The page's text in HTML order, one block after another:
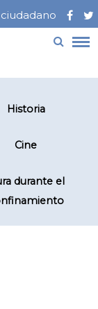
Historia
Cine
durante el